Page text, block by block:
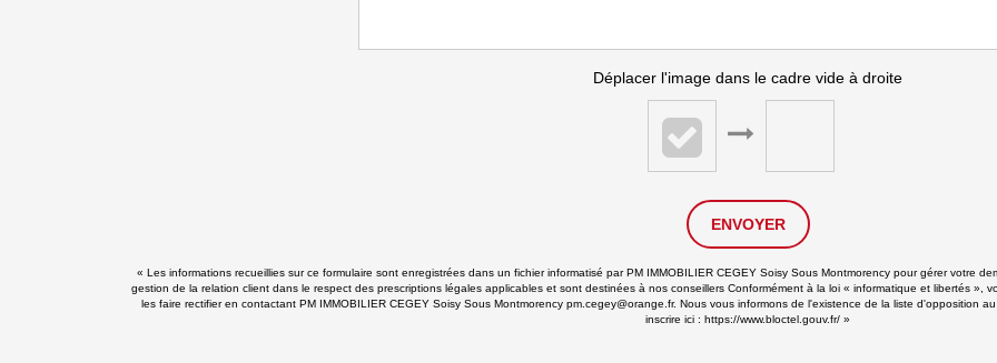
Déplacer l'image dans le cadre vide à droite
ENVOYER
« Les informations recueillies sur ce formulaire sont enregistrées dans un fichier informatisé par PM IMMOBILIER CEGEY Soisy Sous Montmorency pour gérer votre
gestion de la relation client dans le respect des prescriptions légales applicables et sont destinées à nos conseillers Conformément à la loi « informatique et libertés »,
les faire rectifier en contactant PM IMMOBILIER CEGEY Soisy Sous Montmorency pm.cegey@orange.fr. Nous vous informons de l'existence de la liste d'opposition
inscrire ici : https://www.bloctel.gouv.fr/ »